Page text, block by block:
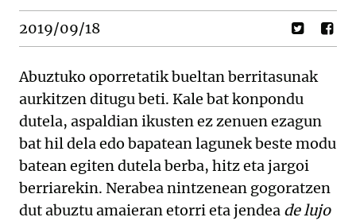
2019/09/18
Abuztuko oporretatik bueltan berritasunak
aurkitzen ditugu beti. Kale bat konpondu
dutela, aspaldian ikusten ez zenuen ezagun
bat hil dela edo bapatean lagunek beste modu
batean egiten dutela berba, hitz eta jargoi
berriarekin. Nerabea nintzenean gogoratzen
dut abuztu amaieran etorri eta jendea de lujo